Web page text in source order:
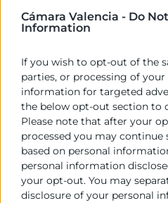
Cámara Valencia - Do
Information
If you wish to opt-out of the
parties, or processing of
information for targeted
the below opt-out section to
Please note that after your
processed you may continue
based on personal
personal information
your opt-out. You may
disclosure of your personal
10/09/2025 Los
Diputación
euros en compras
de la Dana
La Diputació de València
miércoles la campaña